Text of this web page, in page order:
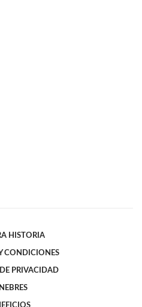
HISTORIA
CONDICIONES
PRIVACIDAD